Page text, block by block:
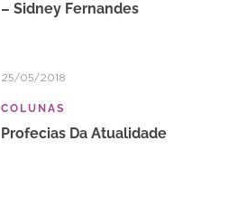
– Sidney Fernandes
25/05/2018
COLUNAS
Profecias Da Atualidade